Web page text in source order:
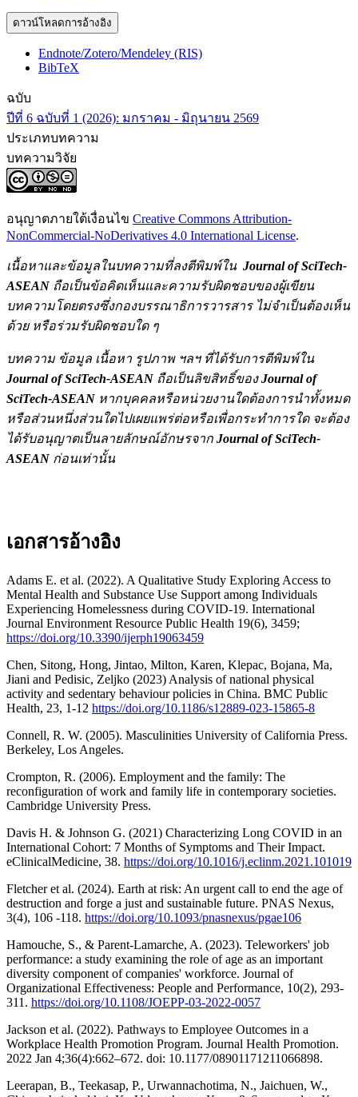
ดาวน์โหลดการอ้างอิง
Endnote/Zotero/Mendeley (RIS)
BibTeX
ฉบับ
ปีที่ 6 ฉบับที่ 1 (2026): มกราคม - มิถุนายน 2569
ประเภทบทความ
บทความวิจัย
อนุญาตภายใต้เงื่อนไข Creative Commons Attribution-
NonCommercial-NoDerivatives 4.0 International License.
เนื้อหาและข้อมูลในบทความที่ลงตีพิมพ์ใน Journal of SciTech-
ASEAN ถือเป็นข้อคิดเห็นและความรับผิดชอบของผู้เขียน
บทความโดยตรงซึ่งกองบรรณาธิการวารสาร ไม่จำเป็นต้องเห็น
ด้วย หรือร่วมรับผิดชอบใด ๆ
บทความ ข้อมูล เนื้อหา รูปภาพ ฯลฯ ที่ได้รับการตีพิมพ์ใน
Journal of SciTech-ASEAN ถือเป็นลิขสิทธิ์ของJournal of
SciTech-ASEAN หากบุคคลหรือหน่วยงานใดต้องการนำทั้งหมด
หรือส่วนหนึ่งส่วนใดไปเผยแพร่ต่อหรือเพื่อกระทำการใด จะต้อง
ได้รับอนุญาตเป็นลายลักษณ์อักษรจาก Journal of SciTech-
ASEAN ก่อนเท่านั้น
เอกสารอ้างอิง
Adams E. et al. (2022). A Qualitative Study Exploring Access to
Mental Health and Substance Use Support among Individuals
Experiencing Homelessness during COVID-19. International
Journal Environment Resource Public Health 19(6), 3459;
https://doi.org/10.3390/ijerph19063459
Chen, Sitong, Hong, Jintao, Milton, Karen, Klepac, Bojana, Ma,
Jiani and Pedisic, Zeljko (2023) Analysis of national physical
activity and sedentary behaviour policies in China. BMC Public
Health, 23, 1-12 https://doi.org/10.1186/s12889-023-15865-8
Connell, R. W. (2005). Masculinities University of California Press.
Berkeley, Los Angeles.
Crompton, R. (2006). Employment and the family: The
reconfiguration of work and family life in contemporary societies.
Cambridge University Press.
Davis H. & Johnson G. (2021) Characterizing Long COVID in an
International Cohort: 7 Months of Symptoms and Their Impact.
eClinicalMedicine, 38. https://doi.org/10.1016/j.eclinm.2021.101019
Fletcher et al. (2024). Earth at risk: An urgent call to end the age of
destruction and forge a just and sustainable future. PNAS Nexus,
3(4), 106 -118. https://doi.org/10.1093/pnasnexus/pgae106
Hamouche, S., & Parent-Lamarche, A. (2023). Teleworkers' job
performance: a study examining the role of age as an important
diversity component of companies' workforce. Journal of
Organizational Effectiveness: People and Performance, 10(2), 293-
311. https://doi.org/10.1108/JOEPP-03-2022-0057
Jackson et al. (2022). Pathways to Employee Outcomes in a
Workplace Health Promotion Program. Journal Health Promotion.
2022 Jan 4;36(4):662–672. doi: 10.1177/08901171211066898.
Leerapan, B., Teekasap, P., Urwannachotima, N., Jaichuen, W.,